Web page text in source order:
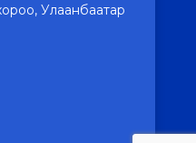
Улаанбаатар